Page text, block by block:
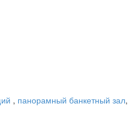
, панорамный банкетный зал,